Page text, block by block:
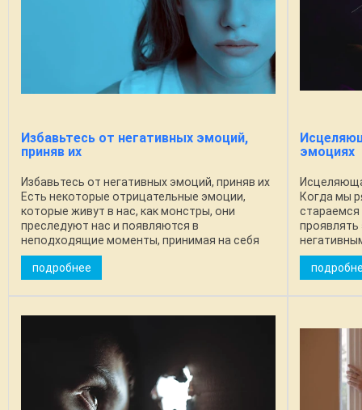
Избавьтесь от негативных эмоций,
приняв их
Избавьтесь от негативных эмоций, приняв их
Есть некоторые отрицательные эмоции,
которые живут в нас, как монстры, они
преследуют нас и появляются в
неподходящие моменты, принимая на себя
вину, страх, гордость, высокомерие и
ревность. Невозможно ...
подробнее
эмоциях
Когда мы
делают